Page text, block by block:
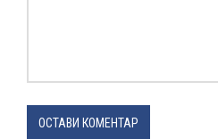
ОСТАВИ КОМЕНТАР